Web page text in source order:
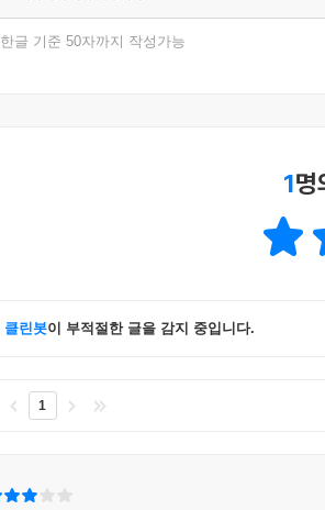
한글 기준 50자까지 작성가능
1명
클린봇이 부적절한 글을 감지 중입니다.
1